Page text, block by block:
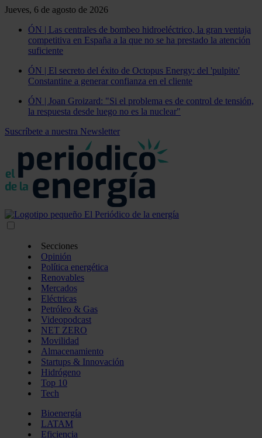
Jueves, 6 de agosto de 2026
ÓN | Las centrales de bombeo hidroeléctrico, la gran ventaja
competitiva en España a la que no se ha prestado la atención
suficiente
ÓN | El secreto del éxito de Octopus Energy: del 'pulpito'
Constantine a generar confianza en el cliente
ÓN | Joan Groizard: "Si el problema es de control de tensión,
la respuesta desde luego no es la nuclear"
Suscríbete a nuestra Newsletter
Secciones
Opinión
Política energética
Renovables
Mercados
Eléctricas
Petróleo & Gas
Videopodcast
NET ZERO
Movilidad
Almacenamiento
Startups & Innovación
Hidrógeno
Top 10
Tech
Bioenergía
LATAM
Eficiencia